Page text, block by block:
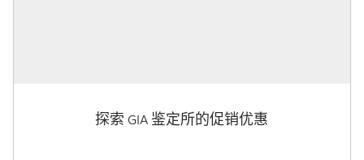
探索 GIA 鉴定所的促销优惠